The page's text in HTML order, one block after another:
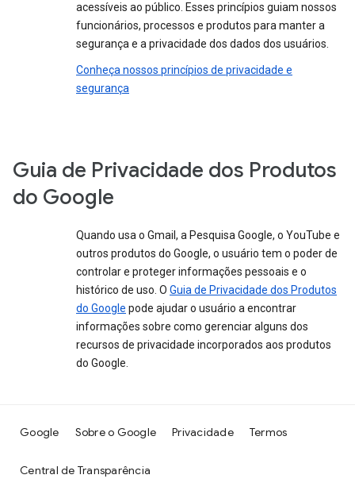
acessíveis ao público. Esses princípios guiam nossos
funcionários, processos e produtos para manter a
segurança e a privacidade dos dados dos usuários.
Conheça nossos princípios de privacidade e
segurança
Guia de Privacidade dos Produtos
do Google
Quando usa o Gmail, a Pesquisa Google, o YouTube e
outros produtos do Google, o usuário tem o poder de
controlar e proteger informações pessoais e o
histórico de uso. O Guia de Privacidade dos Produtos
do Google pode ajudar o usuário a encontrar
informações sobre como gerenciar alguns dos
recursos de privacidade incorporados aos produtos
do Google.
Google Sobre o Google Privacidade Termos
Central de Transparência